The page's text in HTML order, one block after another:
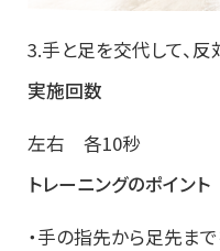
3.手と足を交代して、反
実施回数
左右 各10秒
トレーニングのポイント
・手の指先から足先ま